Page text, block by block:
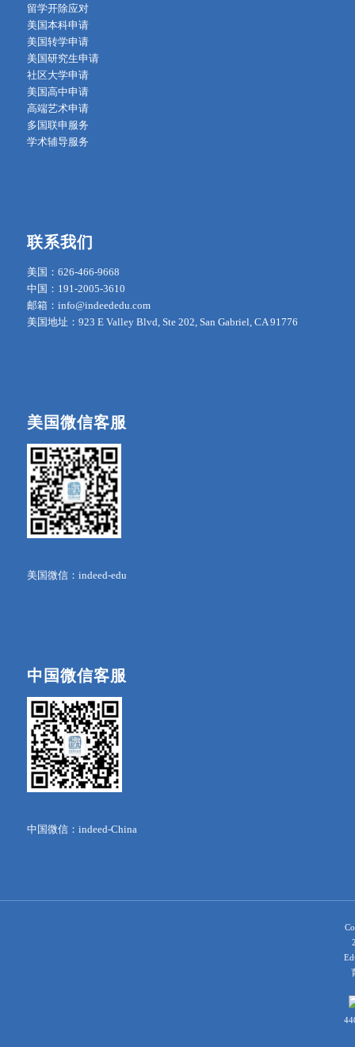
留学开除应对
美国本科申请
美国转学申请
美国研究生申请
社区大学申请
美国高中申请
高端艺术申请
多国联申服务
学术辅导服务
联系我们
美国：626-466-9668
中国：191-2005-3610
邮箱：info@indeededu.com
美国地址：923 E Valley Blvd, Ste 202, San Gabriel, CA 91776
美国微信客服
美国微信：indeed-edu
中国微信客服
中国微信：indeed-China